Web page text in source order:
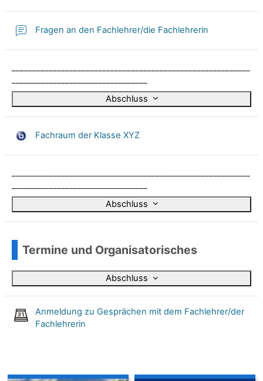
Fragen an den Fachlehrer/die Fachlehrerin
Abschluss
Fachraum der Klasse XYZ
Abschluss
Abschluss
Termine und Organisatorisches
Anmeldung zu Gesprächen mit dem Fachlehrer/der
Fachlehrerin